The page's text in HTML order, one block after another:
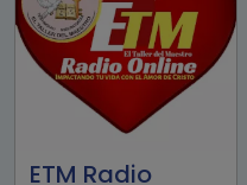
ETM Radio